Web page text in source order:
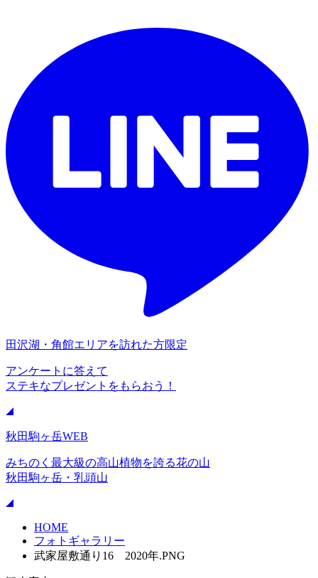
田沢湖・角館エリアを訪れた方限定
アンケートに答えて
ステキなプレゼントをもらおう！
秋田駒ヶ岳WEB
みちのく最大級の高山植物を誇る花の山
秋田駒ヶ岳・乳頭山
HOME
フォトギャラリー
武家屋敷通り16 2020年.PNG